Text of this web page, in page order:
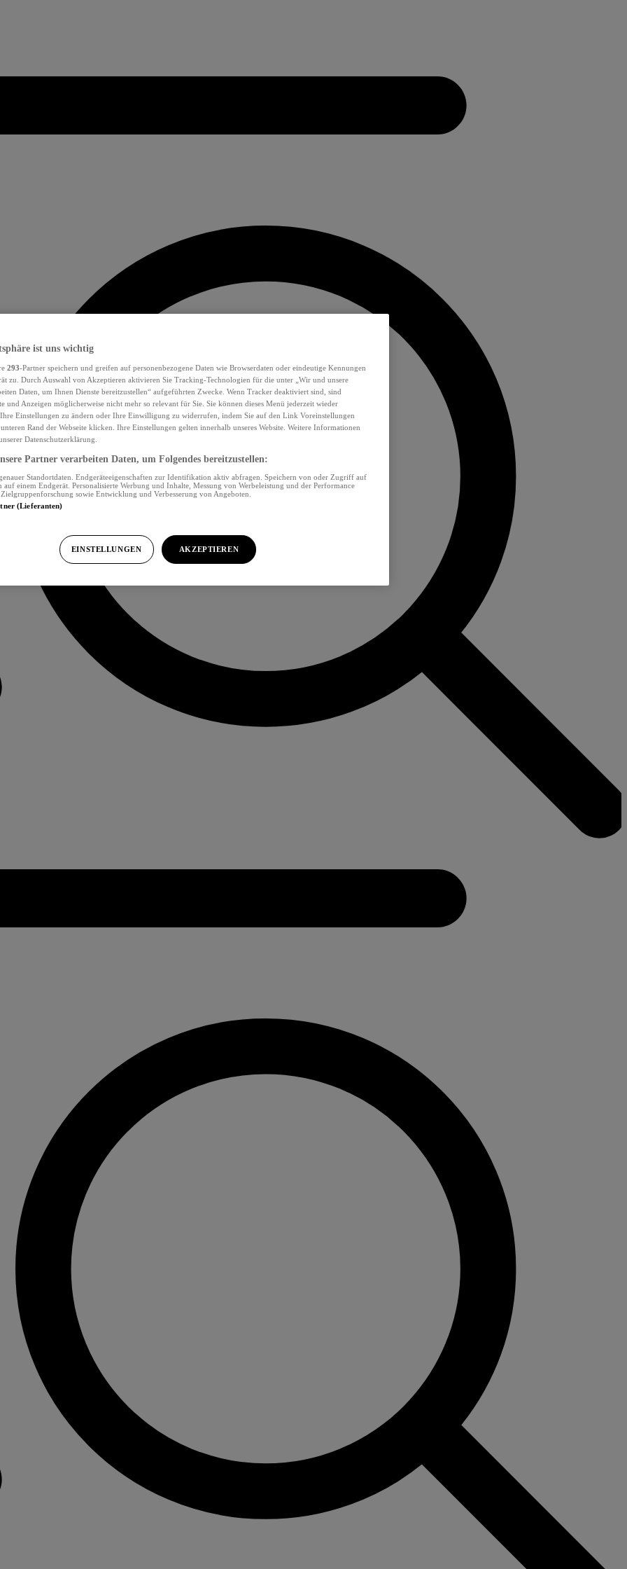
ist uns wichtig
293-Partner speichern und greifen auf personenbezogene Daten wie Browserdaten oder eindeutige Kennungen
zu. Durch Auswahl von Akzeptieren aktivieren Sie Tracking-Technologien für die unter „Wir und unsere
Daten, um Ihnen Dienste bereitzustellen“ aufgeführten Zwecke. Wenn Tracker deaktiviert sind, sind
und Anzeigen möglicherweise nicht mehr so relevant für Sie. Sie können dieses Menü jederzeit wieder
Einstellungen zu ändern oder Ihre Einwilligung zu widerrufen, indem Sie auf den Link Voreinstellungen
Rand der Webseite klicken. Ihre Einstellungen gelten innerhalb unseres Website. Weitere Informationen
Datenschutzerklärung.
Partner verarbeiten Daten, um Folgendes bereitzustellen:
Standortdaten. Endgeräteeigenschaften zur Identifikation aktiv abfragen. Speichern von oder Zugriff auf
einem Endgerät. Personalisierte Werbung und Inhalte, Messung von Werbeleistung und der Performance
sowie Entwicklung und Verbesserung von Angeboten.
(Lieferanten)
EINSTELLUNGEN AKZEPTIEREN